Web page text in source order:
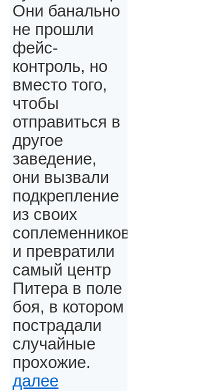
Они банально
не прошли
фейс-
контроль, но
вместо того,
чтобы
отправиться в
другое
заведение,
они вызвали
подкрепление
из своих
соплеменников
и превратили
самый центр
Питера в поле
боя, в котором
пострадали
случайные
прохожие.
далее